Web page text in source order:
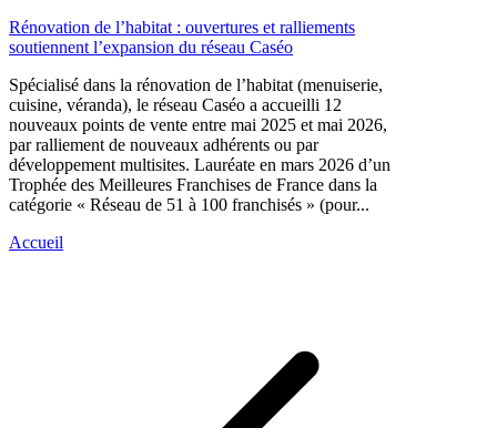
Rénovation de l’habitat : ouvertures et ralliements
soutiennent l’expansion du réseau Caséo
Spécialisé dans la rénovation de l’habitat (menuiserie,
cuisine, véranda), le réseau Caséo a accueilli 12
nouveaux points de vente entre mai 2025 et mai 2026,
par ralliement de nouveaux adhérents ou par
développement multisites. Lauréate en mars 2026 d’un
Trophée des Meilleures Franchises de France dans la
catégorie « Réseau de 51 à 100 franchisés » (pour...
Accueil